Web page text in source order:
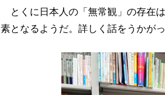
とくに日本人の「無常観」の存在
素となるようだ。詳しく話をうかが